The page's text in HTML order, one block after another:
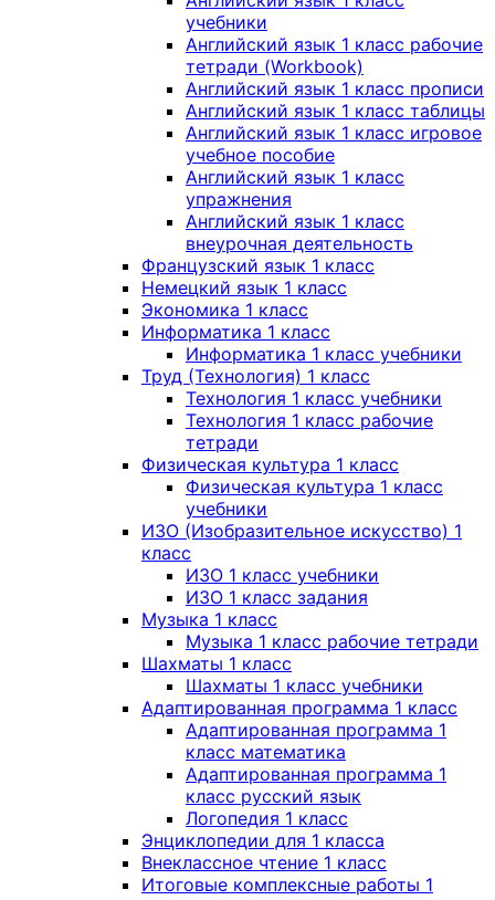
учебники
Английский язык 1 класс рабочие
тетради (Workbook)
Английский язык 1 класс прописи
Английский язык 1 класс таблицы
Английский язык 1 класс игровое
учебное пособие
Английский язык 1 класс
упражнения
Английский язык 1 класс
внеурочная деятельность
Французский язык 1 класс
Немецкий язык 1 класс
Экономика 1 класс
Информатика 1 класс
Информатика 1 класс учебники
Труд (Технология) 1 класс
Технология 1 класс учебники
Технология 1 класс рабочие
тетради
Физическая культура 1 класс
Физическая культура 1 класс
учебники
ИЗО (Изобразительное искусство) 1
класс
ИЗО 1 класс учебники
ИЗО 1 класс задания
Музыка 1 класс
Музыка 1 класс рабочие тетради
Шахматы 1 класс
Шахматы 1 класс учебники
Адаптированная программа 1 класс
Адаптированная программа 1
класс математика
Адаптированная программа 1
класс русский язык
Логопедия 1 класс
Энциклопедии для 1 класса
Внеклассное чтение 1 класс
Итоговые комплексные работы 1